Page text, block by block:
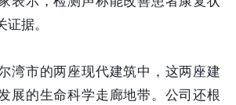
据。
湾市的两座现代建筑中，这两座建
展的生命科学走廊地带。公司还根